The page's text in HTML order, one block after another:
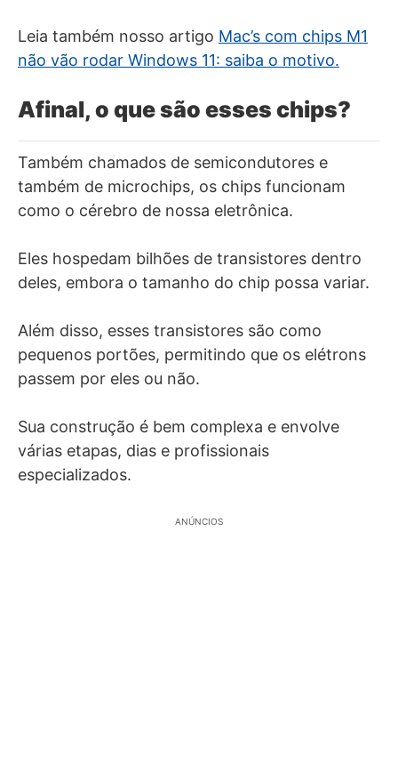
Leia também nosso artigo Mac’s com chips M1
não vão rodar Windows 11: saiba o motivo.
Afinal, o que são esses chips?
Também chamados de semicondutores e
também de microchips, os chips funcionam
como o cérebro de nossa eletrônica.
Eles hospedam bilhões de transistores dentro
deles, embora o tamanho do chip possa variar.
Além disso, esses transistores são como
pequenos portões, permitindo que os elétrons
passem por eles ou não.
Sua construção é bem complexa e envolve
várias etapas, dias e profissionais
especializados.
ANÚNCIOS